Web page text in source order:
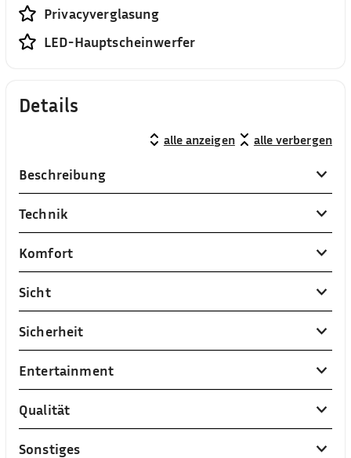
Privacyverglasung
LED-Hauptscheinwerfer
Details
alle anzeigen alle verbergen
Beschreibung
Technik
Komfort
Sicht
Sicherheit
Entertainment
Qualität
Sonstiges